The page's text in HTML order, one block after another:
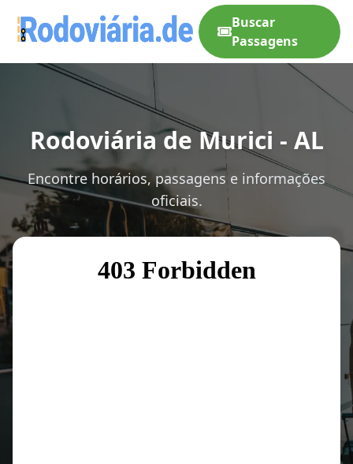
Buscar
Passagens
Rodoviária de Murici - AL
Encontre horários, passagens e informações
oficiais.